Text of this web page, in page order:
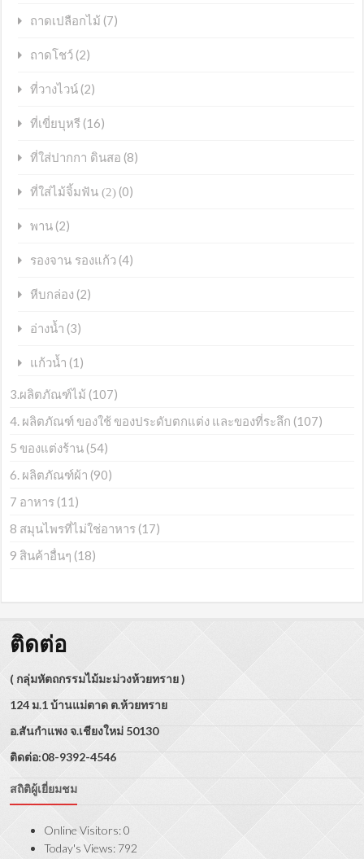
ถาดเปลือกไม้ (7)
ถาดโชว์ (2)
ที่วางไวน์ (2)
ที่เขี่ยบุหรี (16)
ที่ใส่ปากกา ดินสอ (8)
ที่ใส่ไม้จิ้มฟัน (2) (0)
พาน (2)
รองจาน รองแก้ว (4)
หีบกล่อง (2)
อ่างน้ำ (3)
แก้วน้ำ (1)
3.ผลิตภัณฑ์ไม้ (107)
4. ผลิตภัณฑ์ ของใช้ ของประดับตกแต่ง และของที่ระลึก (107)
5 ของแต่งร้าน (54)
6. ผลิตภัณฑ์ผ้า (90)
7 อาหาร (11)
8 สมุนไพรที่ไม่ใช่อาหาร (17)
9 สินค้าอื่นๆ (18)
ติดต่อ
( กลุ่มหัตถกรรมไม้มะม่วงห้วยทราย )
124 ม.1 บ้านแม่ตาด ต.ห้วยทราย
อ.สันกำแพง จ.เชียงใหม่ 50130
ติดต่อ:08-9392-4546
สถิติผู้เยี่ยมชม
Online Visitors:0
Today's Views: 792